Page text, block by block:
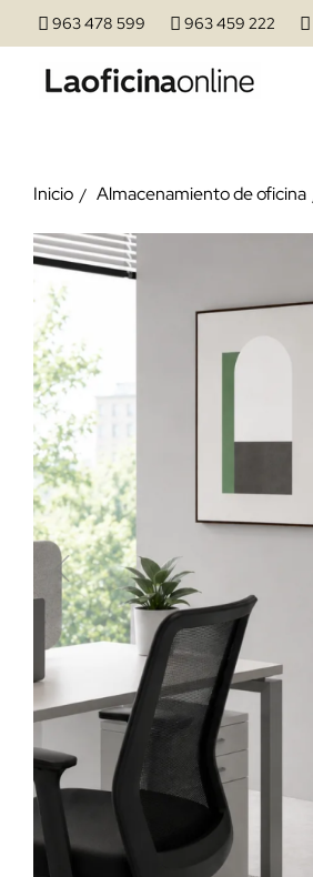
963 478 599 963 459 222
Inicio Almacenamiento de oficina